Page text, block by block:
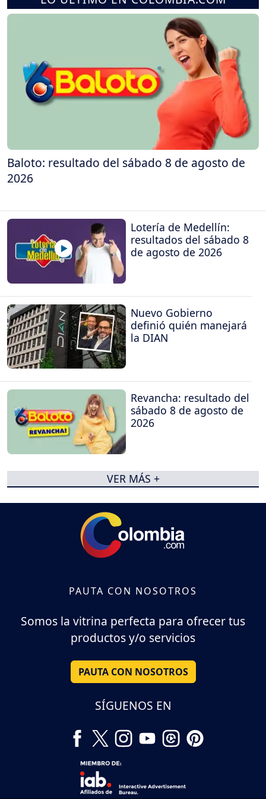
Baloto: resultado del sábado 8 de agosto de
2026
Lotería de Medellín:
resultados del sábado 8
de agosto de 2026
Nuevo Gobierno
definió quién manejará
la DIAN
Revancha: resultado del
sábado 8 de agosto de
2026
VER MÁS +
PAUTA CON NOSOTROS
Somos la vitrina perfecta para ofrecer tus
productos y/o servicios
PAUTA CON NOSOTROS
SÍGUENOS EN